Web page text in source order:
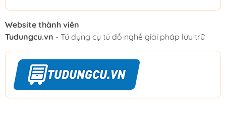
Website thành viên
Tudungcu.vn - Tủ dụng cụ tủ đồ nghề giải pháp lưu trữ